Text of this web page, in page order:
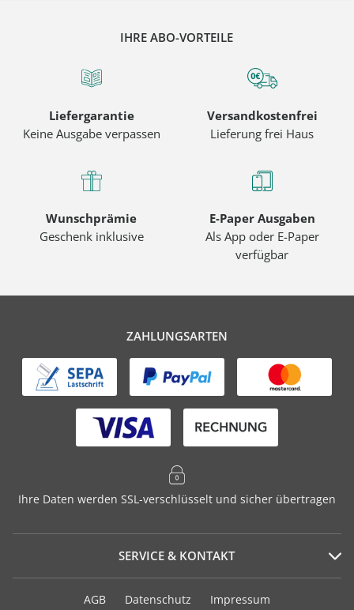
IHRE ABO-VORTEILE
Liefergarantie
Keine Ausgabe verpassen
Versandkostenfrei
Lieferung frei Haus
Wunschprämie
Geschenk inklusive
E-Paper Ausgaben
Als App oder E-Paper
verfügbar
ZAHLUNGSARTEN
Ihre Daten werden SSL-verschlüsselt und sicher übertragen
SERVICE & KONTAKT
Serviceportal
AGB Datenschutz Impressum